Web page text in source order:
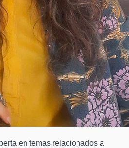
en temas relacionados a